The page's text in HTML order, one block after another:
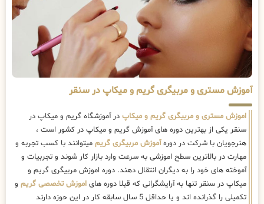
آموزش مستری و مربیگری گریم و میکاپ در سنقر
اموزش مستری و مربیگری گریم و میکاپ در آموزشگاه گریم و میکاپ در
سنقر یکی از بهترین دوره های آموزش گریم و میکاپ در کشور است ،
هنرجویان با شرکت در دورهآموزش مربیگری گریم میتوانند با کسب تجربه و
مهارت در بالاترین سطح اموزشی به سرعت وارد بازار کار شوند و تجربیات و
آموخته های خود را به دیگران انتقال دهند. دوره اموزش مربیگری گریم و
میکاپ در سنقر تنها به آرایشگرانی که قبلا دوره های اموزش تخصصی گریم و
تکمیلی را گذرانده اند و یا حداقل 5 سال سابقه کار در این حوزه دارند